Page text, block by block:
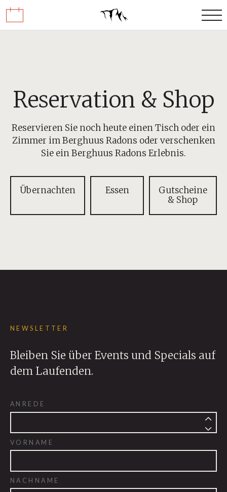
ESSEN
ÜBERNACHTEN
ERLEBNISSE
Reservation & Shop
Reservieren Sie noch heute einen Tisch oder ein
Zimmer im Berghuus Radons oder verschenken
Sie ein Berghuus Radons Erlebnis.
Übernachten Essen
Gutscheine
& Shop
NEWSLETTER
Bleiben Sie über Events und Specials auf
dem Laufenden.
ANREDE
VORNAME
NACHNAME